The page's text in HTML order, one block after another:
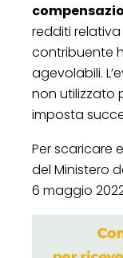
redditi
contribuente
agevolabili.
non utilizzato
imposta
Per scaricare
del Ministero
6 maggio